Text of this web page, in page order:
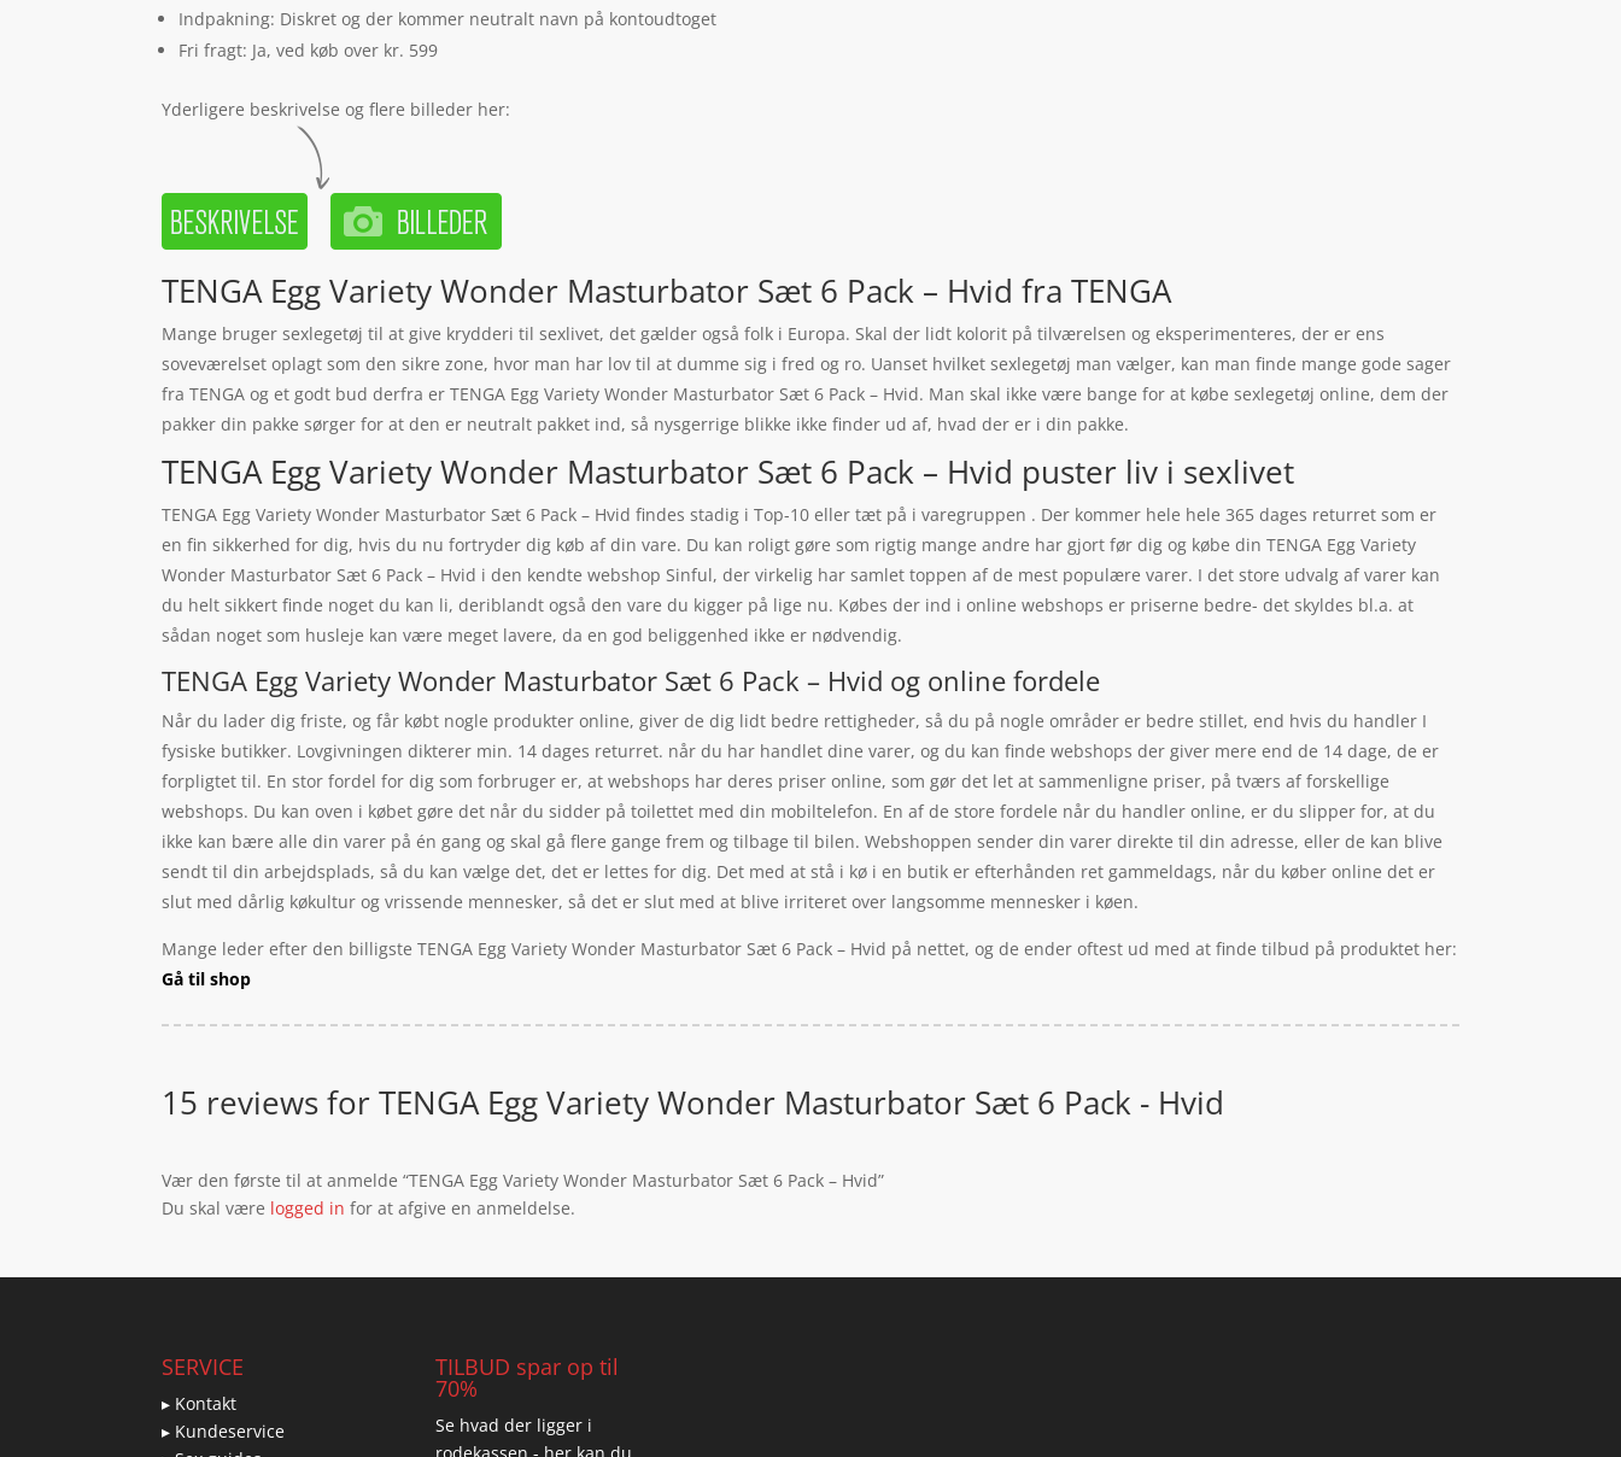
Indpakning: Diskret og der kommer neutralt navn på kontoudtoget
Fri fragt: Ja, ved køb over kr. 599
Yderligere beskrivelse og flere billeder her:
TENGA Egg Variety Wonder Masturbator Sæt 6 Pack – Hvid fra TENGA
Mange bruger sexlegetøj til at give krydderi til sexlivet, det gælder også folk i Europa. Skal der lidt kolorit på tilværelsen og eksperimenteres, der er ens
soveværelset oplagt som den sikre zone, hvor man har lov til at dumme sig i fred og ro. Uanset hvilket sexlegetøj man vælger, kan man finde mange gode sager
fra TENGA og et godt bud derfra er TENGA Egg Variety Wonder Masturbator Sæt 6 Pack – Hvid. Man skal ikke være bange for at købe sexlegetøj online, dem der
pakker din pakke sørger for at den er neutralt pakket ind, så nysgerrige blikke ikke finder ud af, hvad der er i din pakke.
TENGA Egg Variety Wonder Masturbator Sæt 6 Pack – Hvid puster liv i sexlivet
TENGA Egg Variety Wonder Masturbator Sæt 6 Pack – Hvid findes stadig i Top-10 eller tæt på i varegruppen . Der kommer hele hele 365 dages returret som er
en fin sikkerhed for dig, hvis du nu fortryder dig køb af din vare. Du kan roligt gøre som rigtig mange andre har gjort før dig og købe din TENGA Egg Variety
Wonder Masturbator Sæt 6 Pack – Hvid i den kendte webshop Sinful, der virkelig har samlet toppen af de mest populære varer. I det store udvalg af varer kan
du helt sikkert finde noget du kan li, deriblandt også den vare du kigger på lige nu. Købes der ind i online webshops er priserne bedre- det skyldes bl.a. at
sådan noget som husleje kan være meget lavere, da en god beliggenhed ikke er nødvendig.
TENGA Egg Variety Wonder Masturbator Sæt 6 Pack – Hvid og online fordele
Når du lader dig friste, og får købt nogle produkter online, giver de dig lidt bedre rettigheder, så du på nogle områder er bedre stillet, end hvis du handler I
fysiske butikker. Lovgivningen dikterer min. 14 dages returret. når du har handlet dine varer, og du kan finde webshops der giver mere end de 14 dage, de er
forpligtet til. En stor fordel for dig som forbruger er, at webshops har deres priser online, som gør det let at sammenligne priser, på tværs af forskellige
webshops. Du kan oven i købet gøre det når du sidder på toilettet med din mobiltelefon. En af de store fordele når du handler online, er du slipper for, at du
ikke kan bære alle din varer på én gang og skal gå flere gange frem og tilbage til bilen. Webshoppen sender din varer direkte til din adresse, eller de kan blive
sendt til din arbejdsplads, så du kan vælge det, det er lettes for dig. Det med at stå i kø i en butik er efterhånden ret gammeldags, når du køber online det er
slut med dårlig køkultur og vrissende mennesker, så det er slut med at blive irriteret over langsomme mennesker i køen.
Mange leder efter den billigste TENGA Egg Variety Wonder Masturbator Sæt 6 Pack – Hvid på nettet, og de ender oftest ud med at finde tilbud på produktet her:
Gå til shop
15 reviews forTENGA Egg Variety Wonder Masturbator Sæt 6 Pack - Hvid
Vær den første til at anmelde “TENGA Egg Variety Wonder Masturbator Sæt 6 Pack – Hvid”
Du skal være logged in for at afgive en anmeldelse.
SERVICE
▸ Kontakt
▸ Kundeservice
TILBUD spar op til
70%
Se hvad der ligger i